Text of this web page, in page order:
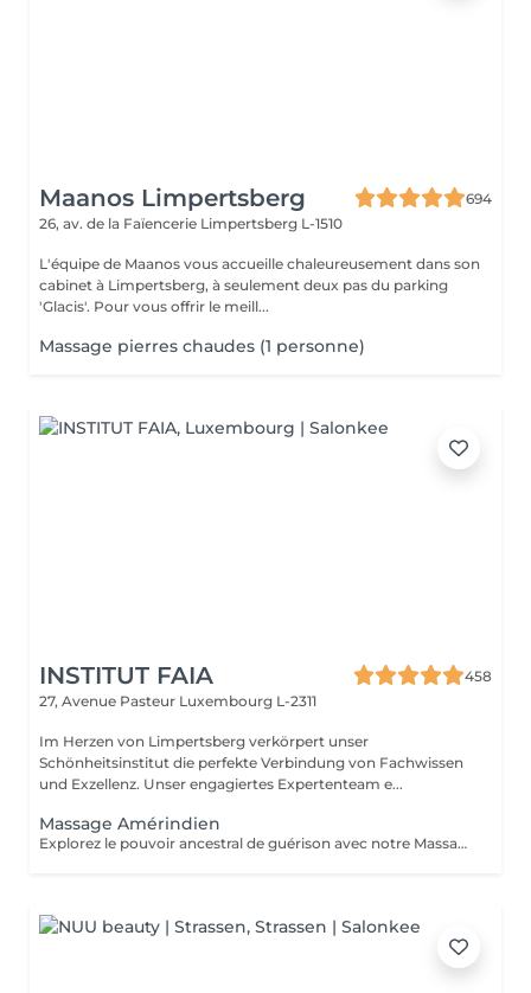
Maanos Limpertsberg
694
26, av. de la Faïencerie Limpertsberg L-1510
L'équipe de Maanos vous accueille chaleureusement dans son
cabinet à Limpertsberg, à seulement deux pas du parking
'Glacis'. Pour vous offrir le meill...
Massage pierres chaudes (1 personne)
INSTITUT FAIA
458
27, Avenue Pasteur Luxembourg L-2311
Im Herzen von Limpertsberg verkörpert unser
Schönheitsinstitut die perfekte Verbindung von Fachwissen
und Exzellenz. Unser engagiertes Expertenteam e...
Massage Amérindien
Explorez le pouvoir ancestral de guérison avec notre Massage Amérindien aux Pierres Chaudes. Plongez dans une expérience où la sagesse des traditions amérindiennes se marie à la chaleur bienfaisante des pierres. Les pierres chaudes, soigneusement positionnées le long de votre corps, libèrent une énergie apaisante qui soulage les tensions musculaires et stimule la circulation. Les mouvements rituels et les propriétés énergisantes des pierres créent une harmonie unique entre le physique et le spirituel. Laissez-vous emporter par la chaleur réconfortante et les bienfaits revitalisants de notre Massage Amérindien avec des pierres chaudes.